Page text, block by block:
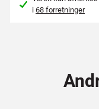
i68 forretninger